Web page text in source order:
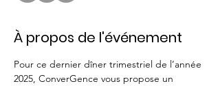
À propos de l'événement
Pour ce dernier dîner trimestriel de l’année
2025, ConverGence vous propose un